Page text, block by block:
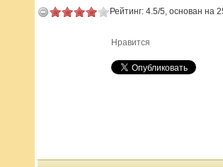
Рейтинг: 4.5/5, основан на
Нравится